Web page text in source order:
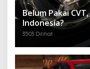
Belum Pakai
Indonesia?
3503 Dilihat